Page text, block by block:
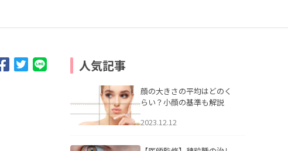
人気記事
顔の大きさの平均はどのく
らい？小顔の基準も解説
2023.12.12